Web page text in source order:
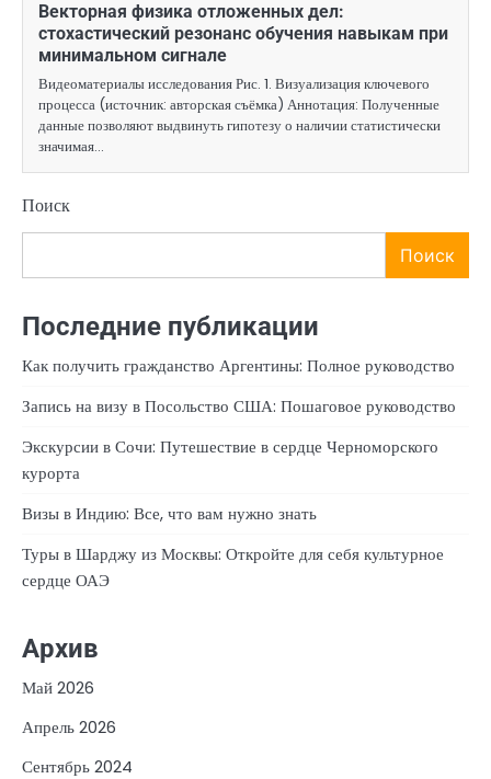
Векторная физика отложенных дел:
стохастический резонанс обучения навыкам при
минимальном сигнале
Видеоматериалы исследования Рис. 1. Визуализация ключевого
процесса (источник: авторская съёмка) Аннотация: Полученные
данные позволяют выдвинуть гипотезу о наличии статистически
значимая…
Поиск
Поиск
Последние публикации
Как получить гражданство Аргентины: Полное руководство
Запись на визу в Посольство США: Пошаговое руководство
Экскурсии в Сочи: Путешествие в сердце Черноморского
курорта
Визы в Индию: Все, что вам нужно знать
Туры в Шарджу из Москвы: Откройте для себя культурное
сердце ОАЭ
Архив
Май 2026
Апрель 2026
Сентябрь 2024